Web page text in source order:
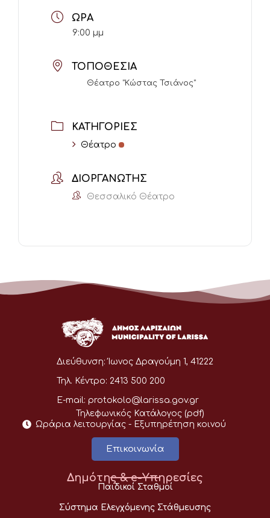
ΏΡΑ
9:00 μμ
ΤΟΠΟΘΕΣΊΑ
Θέατρο "Κώστας Τσιάνος"
ΚΑΤΗΓΟΡΊΕΣ
Θέατρο
ΔΙΟΡΓΑΝΩΤΉΣ
Θεσσαλικό Θέατρο
Διεύθυνση: Ίωνος Δραγούμη 1, 41222
Τηλ. Κέντρο: 2413 500 200
E-mail: protokolo@larissa.gov.gr
Τηλεφωνικός Κατάλογος (pdf)
Ωράρια λειτουργίας - Eξυπηρέτηση κοινού
Επικοινωνία
Δημότης & e-Υπηρεσίες
Παιδικοί Σταθμοί
Σύστημα Ελεγχόμενης Στάθμευσης